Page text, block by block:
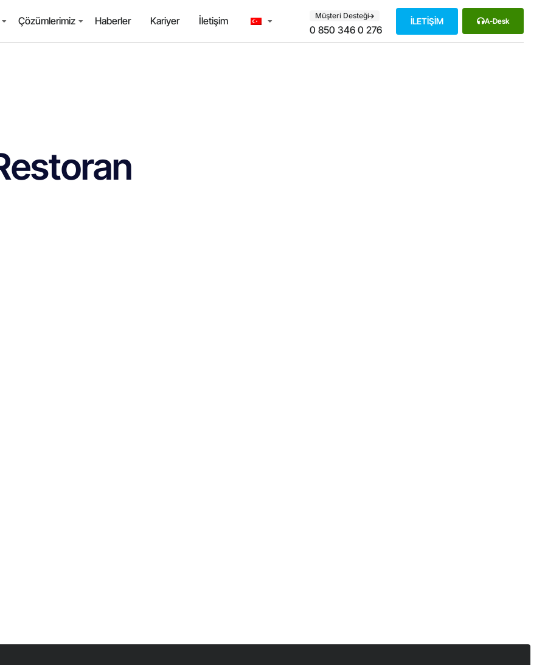
Çözümlerimiz Haberler Kariyer İletişim Müşteri Desteği
0 850 346 0 276
İLETİŞİM A-Desk